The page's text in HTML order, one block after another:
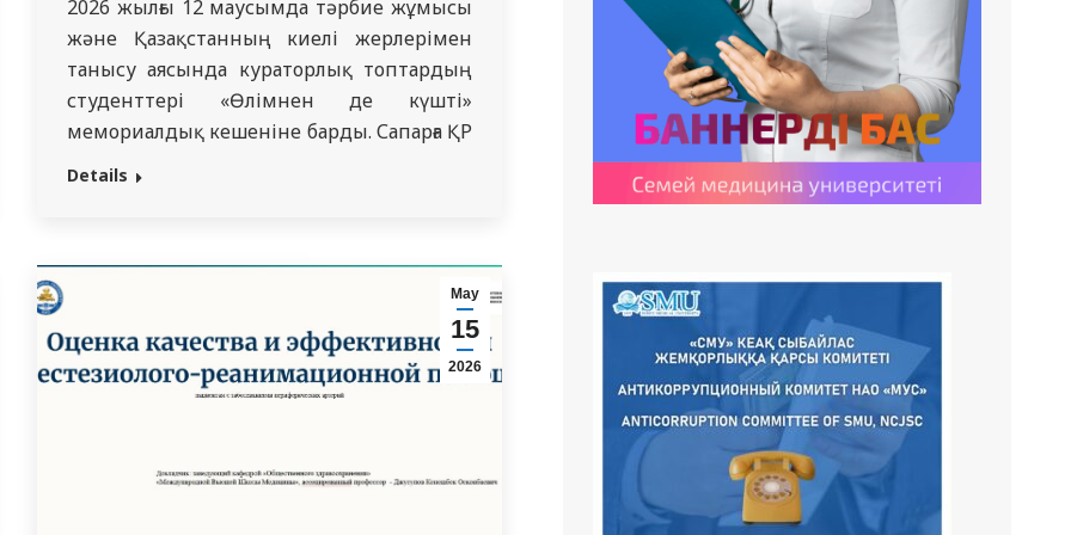
2026 жылғы 12 маусымда тәрбие жұмысы
және Қазақстанның киелі жерлерімен
танысу аясында кураторлық топтардың
студенттері «Өлімнен де күшті»
мемориалдық кешеніне барды. Сапарға ҚР
еңбек сіңірген ғылым қайраткері Т. А.
мен О. А. Үсенованың (2505 «ЖМ» тобы),
Details
Мау
15
2026